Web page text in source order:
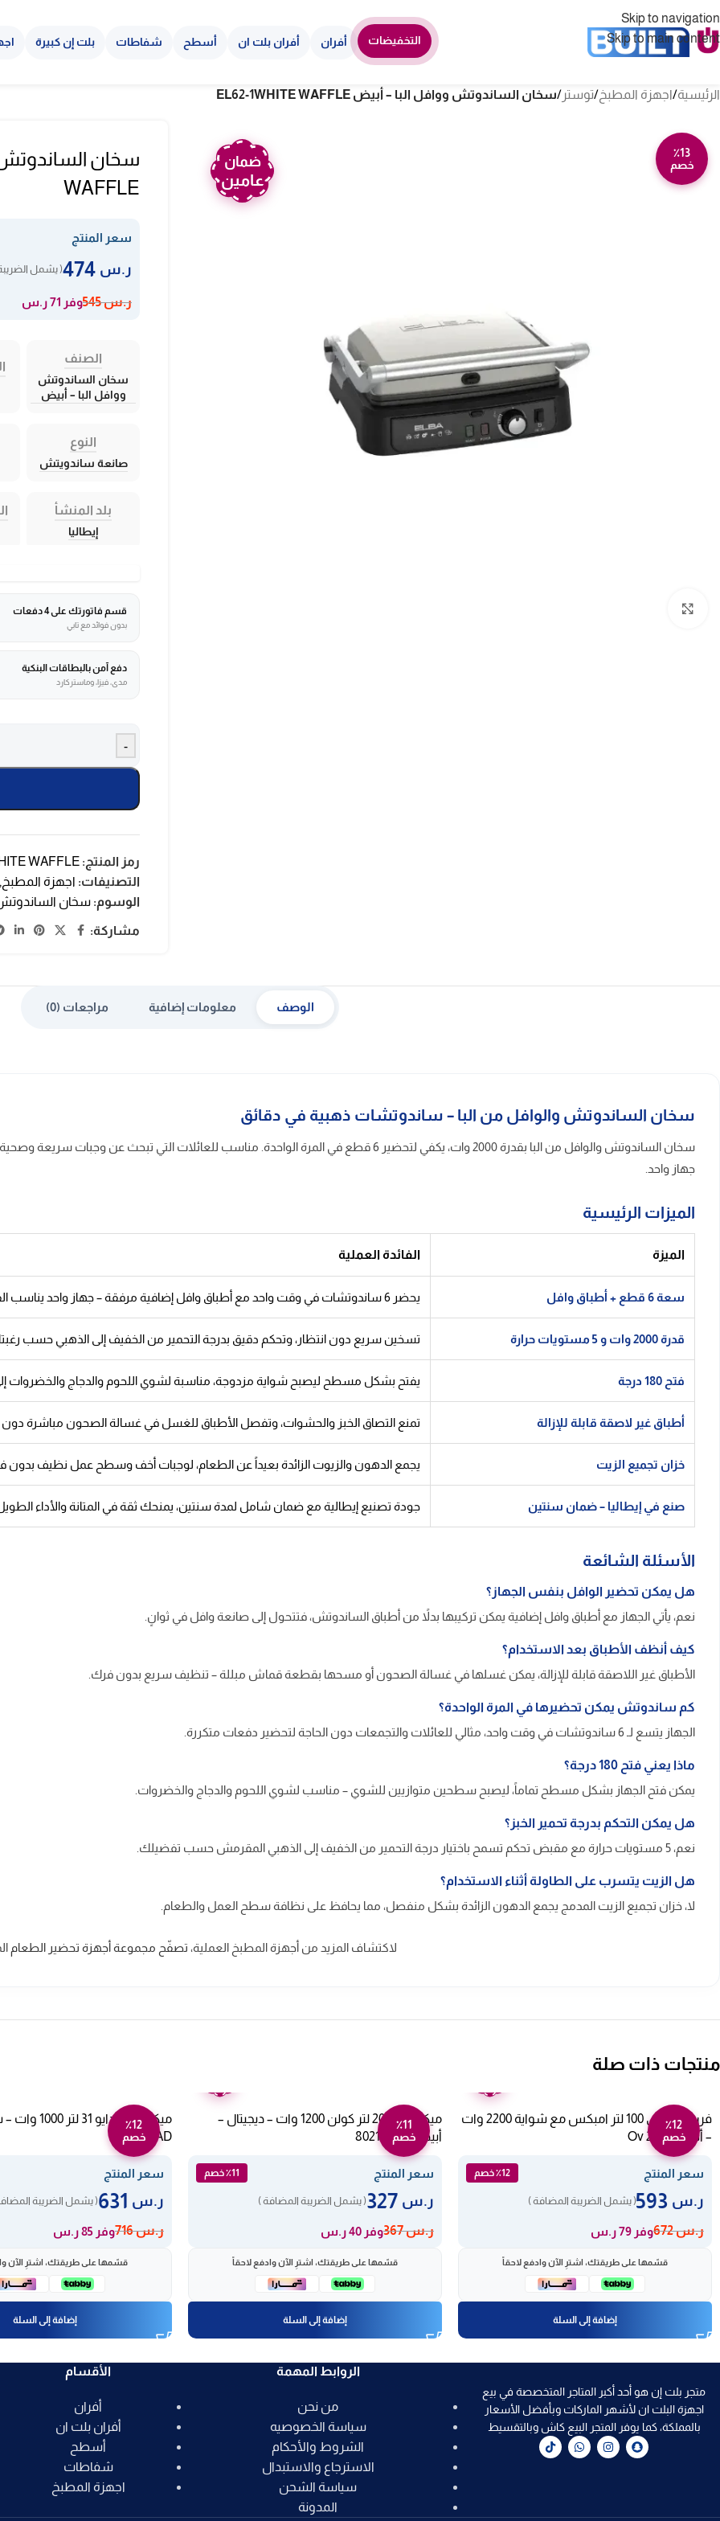
Skip to navigation
Skip to main content
التخفيضات أفران أفران بلت ان أسطح شفاطات بلت إن كبيرة
الرئيسية/اجهزة المطبخ/توستر /سخان الساندوتش ووافل البا – أبيض EL62-1WHITE WAFFLE
٪13
خصم
ضمان
عامين
WAFFLE
سعر المنتج
ر.س ( يشمل
ر.س545 وفر 71 ر.س
الصنف
سخان الساندوتش
ووافل البا – أبيض
النوع
صانعة ساندويتش
بلد المنشأ
إيطاليا
قسم فاتورتك على 4 دفعات
بدون فوائد مع تابي
دفع آمن بالبطاقات البنكية
مدى، فيزا، وماستركارد
-
رمز المنتج: WAFFLE
التصنيفات: اجهزة المطبخ ,
الوسوم: سخان
مشاركة:
الوصف معلومات إضافية مراجعات (0)
سخان الساندوتش والوافل من البا – ساندوتشات ذهبية في دقائق
جهاز واحد.
الميزات الرئيسية
الميزة الفائدة العملية
سعة 6 قطع + أطباق وافل يحضر 6 ساندوتشات في وقت واحد مع أطباق وافل إضافية مرفقة – جهاز واحد يناسب الفطور والعزائم والحلويات.
قدرة 2000 وات و 5 مستويات حرارة تسخين سريع دون انتظار، وتحكم دقيق بدرجة التحمير من الخفيف إلى الذهبي حسب
فتح 180 درجة يفتح بشكل مسطح ليصبح شواية مزدوجة، مناسبة لشوي اللحوم والدجاج والخضروات
أطباق غير لاصقة قابلة للإزالة تمنع التصاق الخبز والحشوات، وتفصل الأطباق للغسل في غسالة الصحون مباشرة دون
خزان تجميع الزيت يجمع الدهون والزيوت الزائدة بعيداً عن الطعام، لوجبات أخف وسطح عمل نظيف بدون
صنع في إيطاليا – ضمان سنتين جودة تصنيع إيطالية مع ضمان شامل لمدة سنتين، يمنحك ثقة في المتانة والأداء
الأسئلة الشائعة
هل يمكن تحضير الوافل بنفس الجهاز؟
نعم، يأتي الجهاز مع أطباق وافل إضافية يمكن تركيبها بدلاً من أطباق الساندوتش، فتتحول إلى صانعة وافل في ثوانٍ.
كيف أنظف الأطباق بعد الاستخدام؟
الأطباق غير اللاصقة قابلة للإزالة، يمكن غسلها في غسالة الصحون أو مسحها بقطعة قماش مبللة – تنظيف سريع بدون فرك.
كم ساندوتش يمكن تحضيرها في المرة الواحدة؟
الجهاز يتسع لـ 6 ساندوتشات في وقت واحد، مثالي للعائلات والتجمعات دون الحاجة لتحضير دفعات متكررة.
ماذا يعني فتح 180 درجة؟
يمكن فتح الجهاز بشكل مسطح تماماً، ليصبح سطحين متوازيين للشوي – مناسب لشوي اللحوم والدجاج والخضروات.
هل يمكن التحكم بدرجة تحمير الخبز؟
نعم، 5 مستويات حرارة مع مقبض تحكم تسمح باختيار درجة التحمير من الخفيف إلى الذهبي المقرمش حسب تفضيلك.
هل الزيت يتسرب على الطاولة أثناء الاستخدام؟
لا، خزان تجميع الزيت المدمج يجمع الدهون الزائدة بشكل منفصل، مما يحافظ على نظافة سطح العمل والطعام.
لاكتشاف المزيد من أجهزة المطبخ العملية، تصفّح مجموعة أجهزة تحضير الطعام
منتجات ذات صلة
٪12
خصم
فرن كهربائي 100 لتر امبكس مع شواية 2200 وات
– أسود Ov 2904
سعر المنتج ٪12 خصم
ر.س ( يشمل الضريبة المضافة )
ر.س672 وفر 79 ر.س
قسّمها على طريقتك، اشترِ الآن وادفع لاحقاً
إضافة إلى السلة
٪11
خصم
ميكروويف 20 لتر كولن 1200 وات – ديجيتال –
أبيض 802100001
سعر المنتج ٪11 خصم
ر.س ( يشمل الضريبة المضافة )
ر.س367 وفر 40 ر.س
قسّمها على طريقتك، اشترِ الآن وادفع لاحقاً
إضافة إلى السلة
٪12
خصم1N5AD
سعر المنتج
ر.س ( يشمل الضريبة
ر.س716 وفر 85 ر.س
قسّمها على طريقتك، اشترِ الآن
إضافة إلى السلة
متجر بلت إن هو أحد أكبر المتاجر المتخصصة في بيع
اجهزة البلت ان لأشهر الماركات وبأفضل الأسعار
بالمملكة، كما يوفر المتجر البيع كاش وبالتقسيط
الروابط المهمة
من نحن
سياسة الخصوصيه
الشروط والأحكام
الاسترجاع والاستبدال
سياسة الشحن
المدونة
الأقسام
أفران
أفران بلت ان
أسطح
شفاطات
اجهزة المطبخ